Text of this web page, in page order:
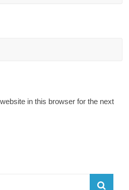
in this browser for the next